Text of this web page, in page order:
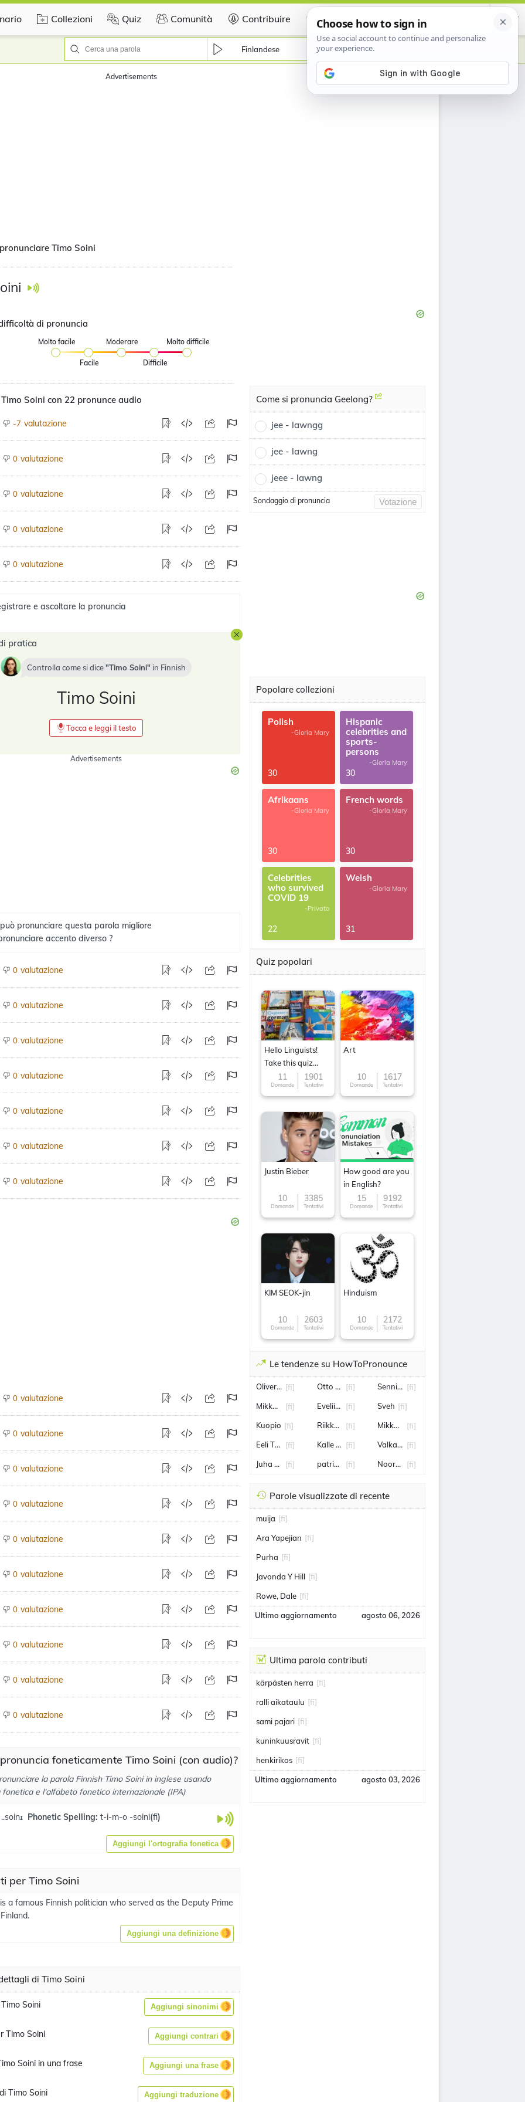
Collezioni Quiz Comunità Contribuire Certificate
Finlandese
Advertisements
Timo Soini
di pronuncia
Molto facile
Facile
Moderare
Difficile
Molto difficile
Soini con 22 pronunce audio
-7 valutazione
0 valutazione
0 valutazione
0 valutazione
0 valutazione
e ascoltare la pronuncia
pratica
Controlla come si dice Timo Soini in Finnish
Timo Soini
Tocca e leggi il testo
Advertisements
pronunciare questa parola migliore
accento diverso ?
0 valutazione
0 valutazione
0 valutazione
0 valutazione
0 valutazione
0 valutazione
0 valutazione
0 valutazione
0 valutazione
0 valutazione
0 valutazione
0 valutazione
0 valutazione
0 valutazione
0 valutazione
0 valutazione
0 valutazione
foneticamente Timo Soini (con audio)?
la parola Finnish Timo Soini in inglese usando
e l'alfabeto fonetico internazionale (IPA)
Phonetic Spelling: t-i-m-o -soini(fi)
Aggiungi l'ortografia fonetica
per Timo Soini
a famous Finnish politician who served as the Deputy Prime
Aggiungi una definizione
di Timo Soini
Soini Aggiungi sinonimi
Timo Soini Aggiungi contrari
Soini in una frase Aggiungi una frase
Timo Soini Aggiungi traduzione
Come si pronuncia Geelong?
jee - lawngg
jee - lawng
jeee - lawng
Sondaggio di pronuncia Votazione
Popolare collezioni
Polish
-Gloria Mary
30
Hispanic
celebrities and
sports-
persons
-Gloria Mary
30
Afrikaans
-Gloria Mary
30
French words
-Gloria Mary
30
Celebrities
who survived
COVID 19
-Privato
22
Welsh
-Gloria Mary
31
Quiz popolari
Hello Linguists!
Take this quiz
now!11
Domande
1901
Tentativi
Art
10
Domande
1617
Tentativi
Justin Bieber
10
Domande
3385
Tentativi
How good are you
in English?
15
Domande
9192
Tentativi
KIM SEOK-jin
10
Domande
2603
Tentativi
Hinduism
10
Domande
2172
Tentativi
Le tendenze su HowToPronounce
Oliver Antman
[fi]
Mikko Rantanen
[fi]
Kuopio [fi]
Eeli Tolvanen
[fi]
Juha Kankkunen
[fi]
Otto Virtanen
[fi]
Eveliina Määttänen
[fi]
Riikka Purra
[fi]
Kalle Rovanperä
[fi]
patrik laine
[fi]
Senni Salminen
[fi]
Sveh [fi]
Mikko Kivinen
[fi]
Valkama[fi]
Nooralotta Neziri
[fi]
Parole visualizzate di recente
muija [fi]
Ara Yapejian [fi]
Purha [fi]
Javonda Y Hill [fi]
Rowe, Dale [fi]
Ultimo aggiornamento agosto 06, 2026
Ultima parola contributi
kärpästen herra [fi]
ralli aikataulu [fi]
sami pajari [fi]
kuninkuusravit [fi]
henkirikos [fi]
Ultimo aggiornamento agosto 03, 2026